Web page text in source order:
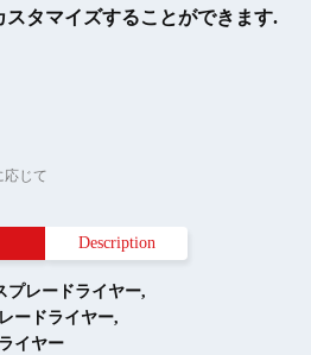
タマイズすることができます.
応じて
Description
プレードライヤー,
ードライヤー,
イヤー